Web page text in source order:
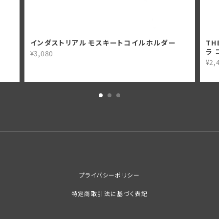
インダストリアル モスキートコイルホルダー
¥3,080
ラ
プライバシーポリシー
特定商取引法に基づく表記